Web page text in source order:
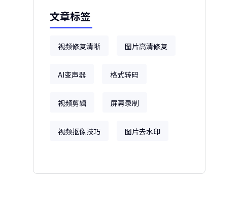
文章标签
视频修复清晰 图片高清修复
AI变声器 格式转码
视频剪辑 屏幕录制
视频抠像技巧 图片去水印